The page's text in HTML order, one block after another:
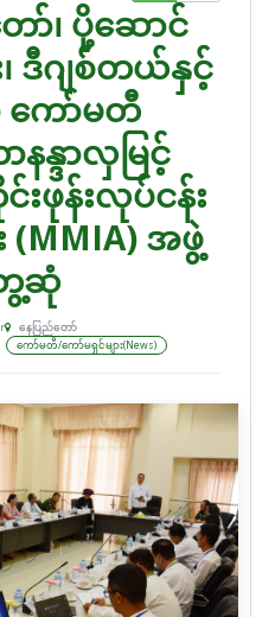
၊ ပို့ဆောင်
ဂျစ်တယ်နှင့်
ကော်မတီ
နန္ဒာလှမြင့်
းဖုန်းလုပ်ငန်း
(MMIA) အဖွဲ့
ဆုံ
နေပြည်တော်
ကော်မတီ/ကော်မရှင်များ(News)